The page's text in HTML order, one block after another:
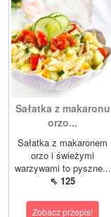
Sałatka z makaronu
orzo...
Sałatka z makaronem
orzo i świeżymi
warzywami to pyszne...
⇖ 125
Zobacz przepis!